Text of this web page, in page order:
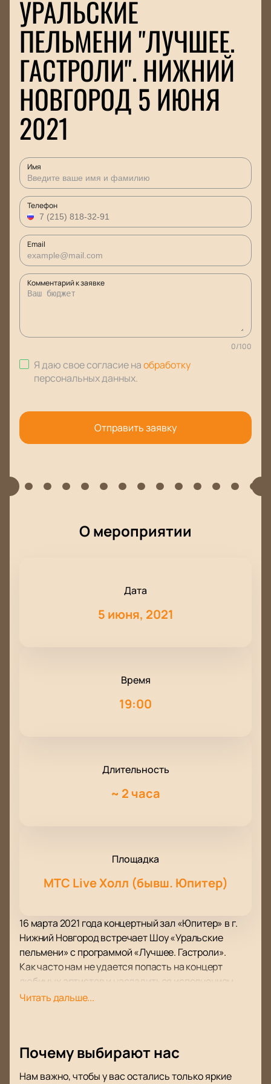
УРАЛЬСКИЕ
ПЕЛЬМЕНИ "ЛУЧШЕЕ.
ГАСТРОЛИ". НИЖНИЙ
НОВГОРОД 5 ИЮНЯ
2021
Имя
Телефон
Email
Комментарий к заявке
0/100
Я даю свое согласие наобработку
персональных данных.
Отправить заявку
О мероприятии
Дата
5 июня, 2021
Время
19:00
Длительность
~ 2 часа
Площадка
МТС Live Холл (бывш. Юпитер)
16 марта 2021 года концертный зал «Юпитер» в г.
Нижний Новгород встречает Шоу «Уральские
пельмени» с программой «Лучшее. Гастроли».
Как часто нам не удается попасть на концерт
любимых артистов и насладиться исполнением
вживую? Но только не в этот раз. Шоу «Уральские
Кажется, что эти неунывающие ребята из
Читать дальше...
Почему выбирают нас
Нам важно, чтобы у вас остались только яркие